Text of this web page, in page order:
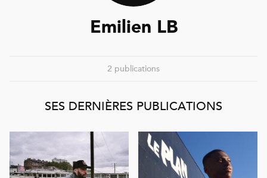
Emilien LB
2 publications
SES DERNIÈRES PUBLICATIONS